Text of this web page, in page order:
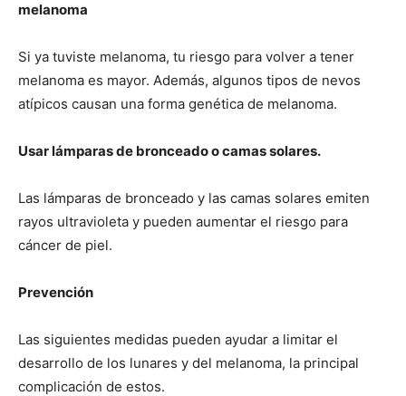
melanoma
Si ya tuviste melanoma, tu riesgo para volver a tener
melanoma es mayor. Además, algunos tipos de nevos
atípicos causan una forma genética de melanoma.
Usar lámparas de bronceado o camas solares.
Las lámparas de bronceado y las camas solares emiten
rayos ultravioleta y pueden aumentar el riesgo para
cáncer de piel.
Prevención
Las siguientes medidas pueden ayudar a limitar el
desarrollo de los lunares y del melanoma, la principal
complicación de estos.